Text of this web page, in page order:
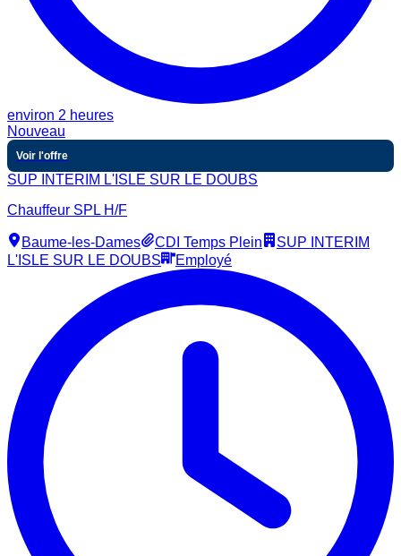
environ 2 heures
Nouveau
Voir l'offre
SUP INTERIM L'ISLE SUR LE DOUBS
Chauffeur SPL H/F
Baume-les-Dames CDI Temps Plein
SUP INTERIM
L'ISLE SUR LE DOUBS
Employé